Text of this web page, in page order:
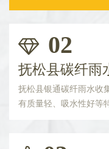
02
抚松县碳纤雨
抚松县银通碳纤雨水收
有质量轻、吸水性好等